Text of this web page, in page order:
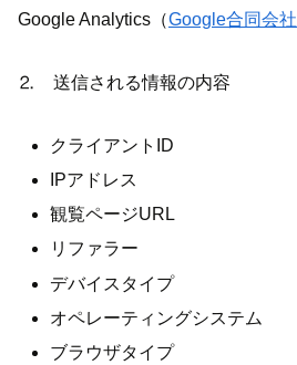
Google Analytics（Google合同会社
⒉ 送信される情報の内容
クライアントID
IPアドレス
観覧ページURL
リファラー
デバイスタイプ
オペレーティングシステム
ブラウザタイプ